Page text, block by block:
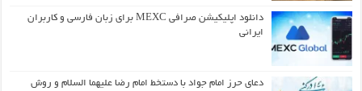
دانلود اپلیکیشن صرافی MEXC برای زبان فارسی و کاربران
ایرانی
دعای حرز امام جواد با دستخط امام رضا علیهما السلام و روش